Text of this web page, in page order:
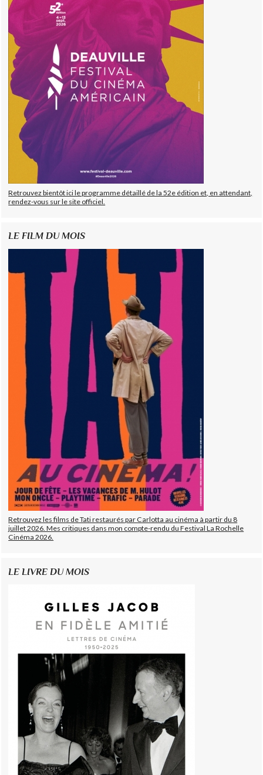
Retrouvez bientôt ici le programme détaillé de la 52e édition et, en attendant,
rendez-vous sur le site officiel.
LE FILM DU MOIS
Retrouvez les films de Tati restaurés par Carlotta au cinéma à partir du 8
juillet 2026. Mes critiques dans mon compte-rendu du Festival La Rochelle
Cinéma 2026.
LE LIVRE DU MOIS